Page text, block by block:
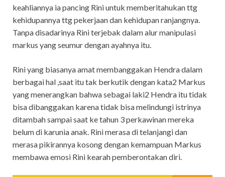
keahliannya ia pancing Rini untuk memberitahukan ttg
kehidupannya ttg pekerjaan dan kehidupan ranjangnya.
Tanpa disadarinya Rini terjebak dalam alur manipulasi
markus yang seumur dengan ayahnya itu.
Rini yang biasanya amat membanggakan Hendra dalam
berbagai hal ,saat itu tak berkutik dengan kata2 Markus
yang menerangkan bahwa sebagai laki2 Hendra itu tidak
bisa dibanggakan karena tidak bisa melindungi istrinya
ditambah sampai saat ke tahun 3 perkawinan mereka
belum di karunia anak. Rini merasa di telanjangi dan
merasa pikirannya kosong dengan kemampuan Markus
membawa emosi Rini kearah pemberontakan diri.